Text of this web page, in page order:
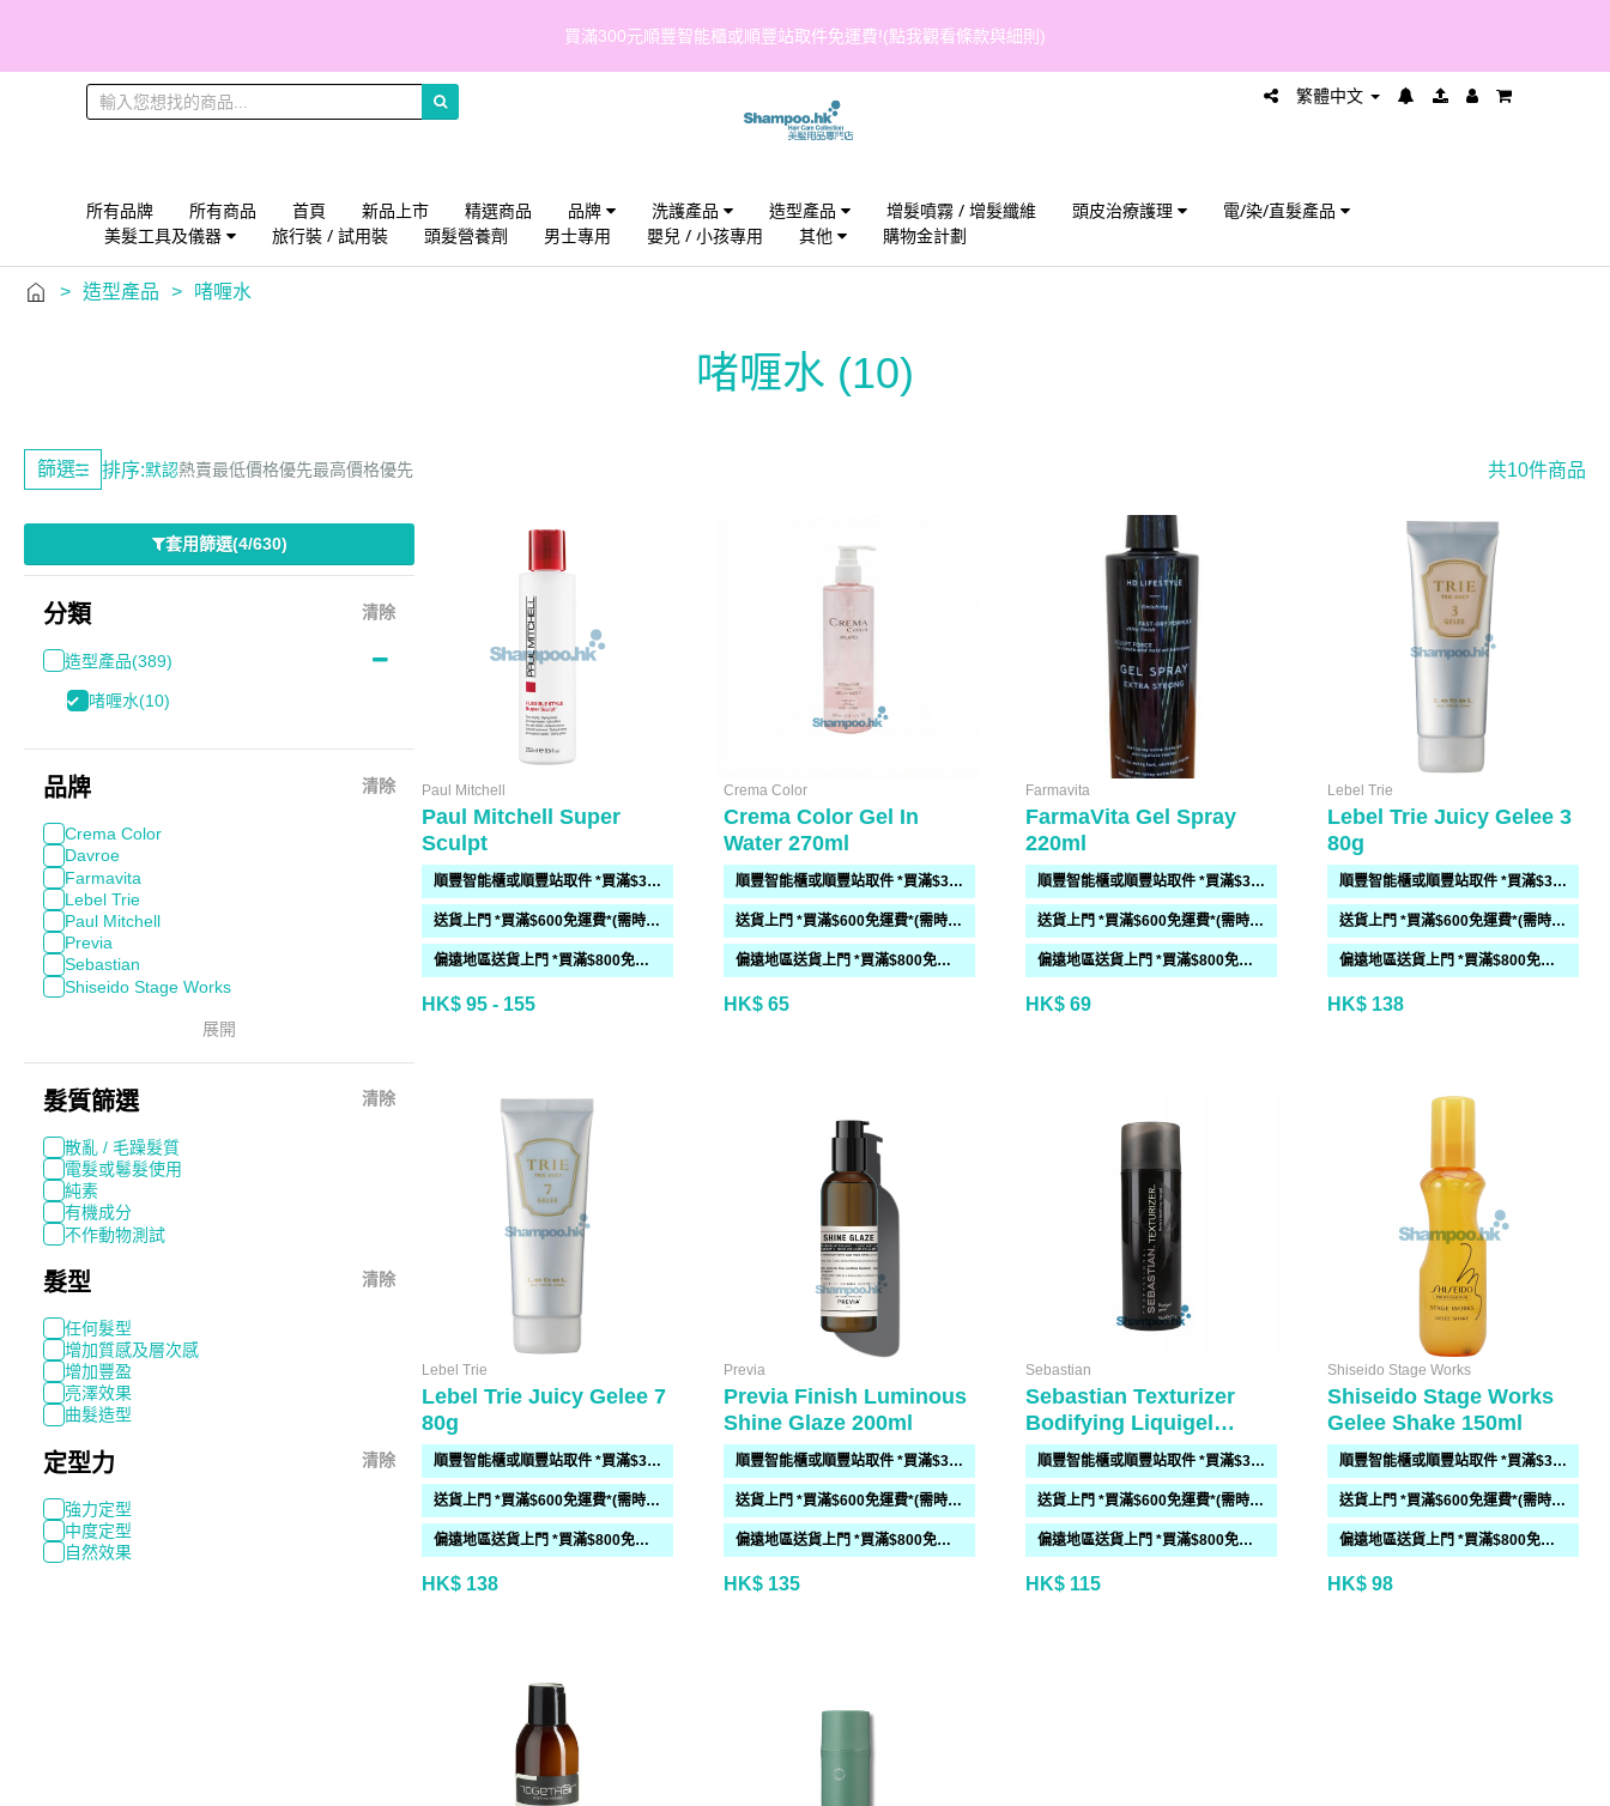
買滿300元順豐智能櫃或順豐站取件免運費!(點我觀看條款與細則)
繁體中文
所有品牌 所有商品 首頁 新品上市 精選商品 品牌 洗護產品 造型產品 增髮噴霧 / 增髮纖維 頭皮治療護理
電/染/直髮產品
美髮工具及儀器
旅行裝 / 試用裝 頭髮營養劑 男士專用 嬰兒 / 小孩專用 其他 購物金計劃
> 造型產品 > 啫喱水
啫喱水 (10)
篩選 排序:默認熱賣最低價格優先最高價格優先 共10件商品
套用篩選(4/630)
分類 清除
造型產品(389)
啫喱水(10)
品牌 清除
Crema Color
Davroe
Farmavita
Lebel Trie
Paul Mitchell
Previa
Sebastian
Shiseido Stage Works
展開
髮質篩選 清除
散亂 / 毛躁髮質
電髮或鬈髮使用
純素
有機成分
不作動物測試
髮型 清除
任何髮型
增加質感及層次感
增加豐盈
亮澤效果
曲髮造型
定型力 清除
強力定型
中度定型
自然效果
Paul Mitchell
Paul Mitchell Super
Sculpt
順豐智能櫃或順豐站取件 *買滿$300免運費*
送貨上門 *買滿$600免運費*(需時 2-6過工作天)
偏遠地區送貨上門 *買滿$800免運費*(需時 2-6個工作天)
HK$ 95 - 155
Crema Color
Crema Color Gel In
Water 270ml
順豐智能櫃或順豐站取件 *買滿$300免運費*
送貨上門 *買滿$600免運費*(需時 2-6過工作天)
偏遠地區送貨上門 *買滿$800免運費*(需時 2-6個工作天)
HK$ 65
Farmavita
FarmaVita Gel Spray
220ml
順豐智能櫃或順豐站取件 *買滿$300免運費*
送貨上門 *買滿$600免運費*(需時 2-6過工作天)
偏遠地區送貨上門 *買滿$800免運費*(需時 2-6個工作天)
HK$ 69
Lebel Trie
Lebel Trie Juicy Gelee 3
80g
順豐智能櫃或順豐站取件 *買滿$300免運費*
送貨上門 *買滿$600免運費*(需時 2-6過工作天)
偏遠地區送貨上門 *買滿$800免運費*(需時 2-6個工作天)
HK$ 138
Lebel Trie
Lebel Trie Juicy Gelee 7
80g
順豐智能櫃或順豐站取件 *買滿$300免運費*
送貨上門 *買滿$600免運費*(需時 2-6過工作天)
偏遠地區送貨上門 *買滿$800免運費*(需時 2-6個工作天)
HK$ 138
Previa
Previa Finish Luminous
Shine Glaze 200ml
順豐智能櫃或順豐站取件 *買滿$300免運費*
送貨上門 *買滿$600免運費*(需時 2-6過工作天)
偏遠地區送貨上門 *買滿$800免運費*(需時 2-6個工作天)
HK$ 135
Sebastian
Sebastian Texturizer
Bodifying Liquigel
150ml
順豐智能櫃或順豐站取件 *買滿$300免運費*
送貨上門 *買滿$600免運費*(需時 2-6過工作天)
偏遠地區送貨上門 *買滿$800免運費*(需時 2-6個工作天)
HK$ 115
Shiseido Stage Works
Shiseido Stage Works
Gelee Shake 150ml
順豐智能櫃或順豐站取件 *買滿$300免運費*
送貨上門 *買滿$600免運費*(需時 2-6過工作天)
偏遠地區送貨上門 *買滿$800免運費*(需時 2-6個工作天)
HK$ 98